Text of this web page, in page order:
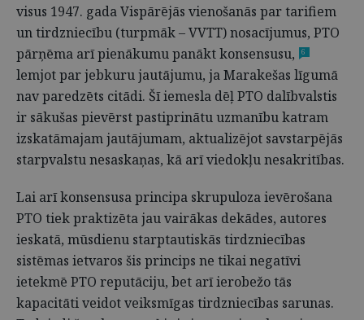
visus 1947. gada Vispārējās vienošanās par tarifiem
un tirdzniecību (turpmāk – VVTT) nosacījumus, PTO
pārņēma arī pienākumu panākt konsensusu,
6
lemjot par jebkuru jautājumu, ja Marakešas līgumā
nav paredzēts citādi. Šī iemesla dēļ PTO dalībvalstis
ir sākušas pievērst pastiprinātu uzmanību katram
izskatāmajam jautājumam, aktualizējot savstarpējās
starpvalstu nesaskaņas, kā arī viedokļu nesakritības.
Lai arī konsensusa principa skrupuloza ievērošana
PTO tiek praktizēta jau vairākas dekādes, autores
ieskatā, mūsdienu starptautiskās tirdzniecības
sistēmas ietvaros šis princips ne tikai negatīvi
ietekmē PTO reputāciju, bet arī ierobežo tās
kapacitāti veidot veiksmīgas tirdzniecības sarunas.